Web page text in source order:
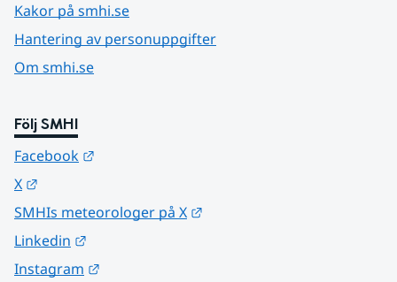
Kakor på smhi.se
Hantering av personuppgifter
Om smhi.se
Följ SMHI
Facebook
X
SMHIs meteorologer på X
Linkedin
Instagram